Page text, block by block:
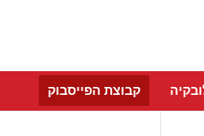
קבוצת הפייסבוק